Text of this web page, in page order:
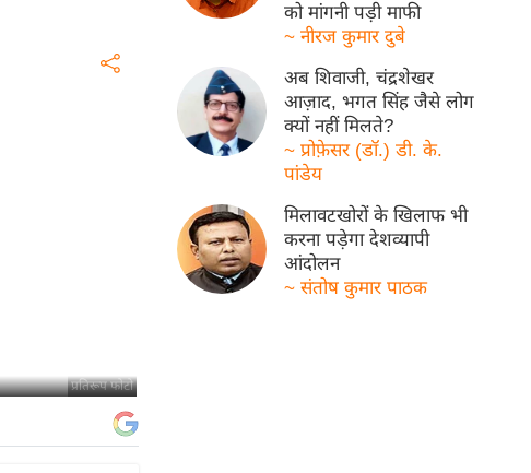
प्रतिरूप फोटो
को मांगनी पड़ी माफी
~ नीरज कुमार दुबे
अब शिवाजी, चंद्रशेखर
आज़ाद, भगत सिंह जैसे लोग
क्यों नहीं मिलते?
~ प्रोफ़ेसर (डॉ.) डी. के.
पांडेय
मिलावटखोरों के खिलाफ भी
करना पड़ेगा देशव्यापी
आंदोलन
~ संतोष कुमार पाठक